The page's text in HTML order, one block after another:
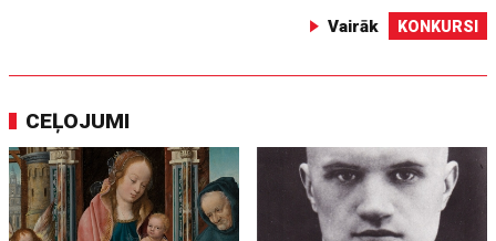
Vairāk KONKURSI
CEĻOJUMI